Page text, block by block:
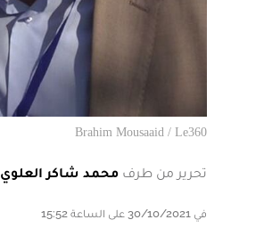
Brahim Mousaaid / Le360
تحرير من طرف محمد شاكر العلوي
في 30/10/2021 على الساعة 15:52